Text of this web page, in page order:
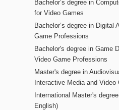
Bachelor’s degree in
for Video Games
Bachelor’s degree in Digital
Game Professions
Bachelor's degree in Game
Video Game Professions
Master's degree in
Interactive Media and Video
International Master's
English)